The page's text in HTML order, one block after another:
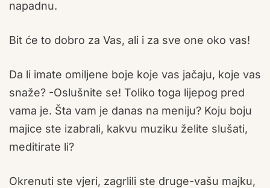
napadnu.
Bit će to dobro za Vas, ali i za sve one oko vas!
Da li imate omiljene boje koje vas jačaju, koje vas
snaže? -Oslušnite se! Toliko toga lijepog pred
vama je. Šta vam je danas na meniju? Koju boju
majice ste izabrali, kakvu muziku želite slušati,
meditirate li?
Okrenuti ste vjeri, zagrlili ste druge-vašu majku,